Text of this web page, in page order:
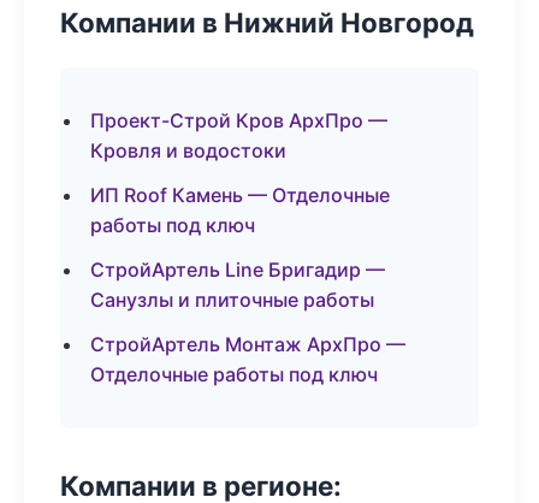
Компании в Нижний Новгород
Проект-Строй Кров АрхПро —
Кровля и водостоки
ИП Roof Камень — Отделочные
работы под ключ
СтройАртель Line Бригадир —
Санузлы и плиточные работы
СтройАртель Монтаж АрхПро —
Отделочные работы под ключ
Компании в регионе: